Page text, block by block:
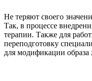
Не теряют своего
Так, в процессе
терапии. Также для
переподготовку
для модификации